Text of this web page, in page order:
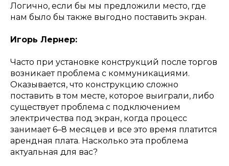
Логично, если бы мы предложили место, где
нам было бы также выгодно поставить экран.
Игорь Лернер:
Часто при установке конструкций после торгов
возникает проблема с коммуникациями.
Оказывается, что конструкцию сложно
поставить в том месте, которое выиграли, либо
существует проблема с подключением
электричества под экран, когда процесс
занимает 6–8 месяцев и все это время платится
арендная плата. Насколько эта проблема
актуальная для вас?